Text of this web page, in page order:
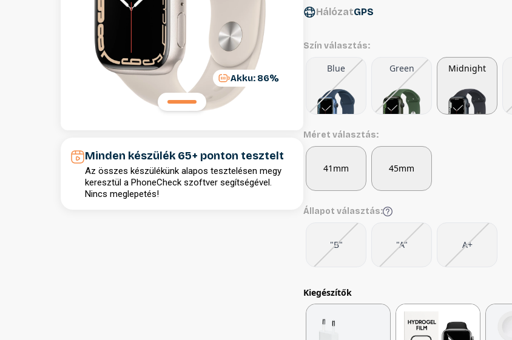
Akku: 86%
Minden készülék 65+ ponton tesztelt
Az összes készülékünk alapos tesztelésen megy
keresztül a PhoneCheck szoftver segítségével.
Nincs meglepetés!
HálózatGPS
Szín választás:
Blue Green Midnight
Méret választás:
41mm 45mm
Állapot választás:
"B" "A" A+
Kiegészítők